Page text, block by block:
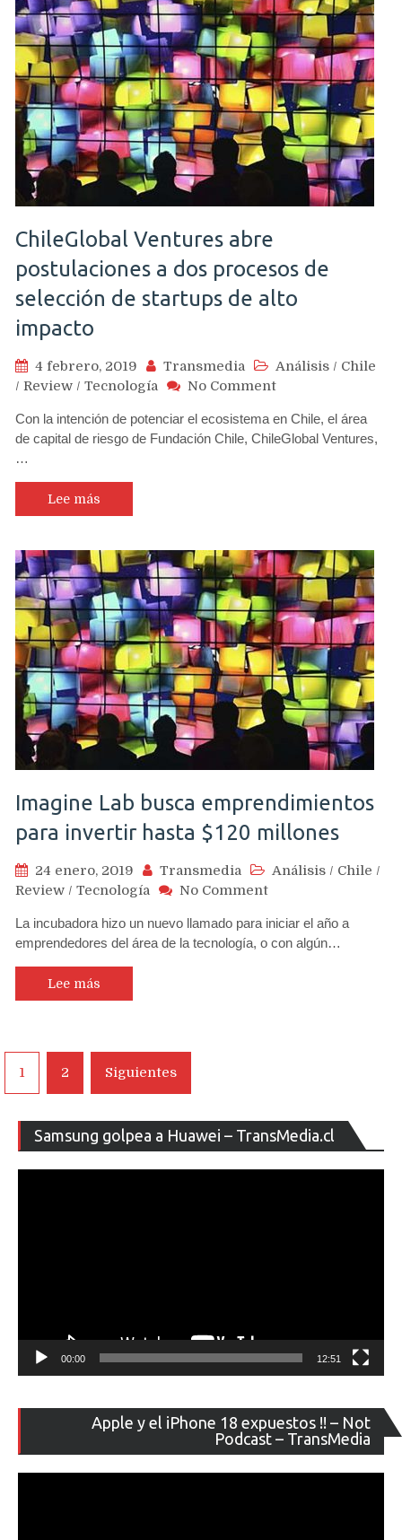
la
Fundación
everis
Chile
ChileGlobal Ventures abre
postulaciones a dos procesos de
selección de startups de alto
impacto
4 febrero, 2019 Transmedia Análisis / Chile
/ Review / Tecnología No Commenton
Ventures
abre
selección
de
startups
de
alto
impacto
Con la intención de potenciar el ecosistema en Chile, el área
de capital de riesgo de Fundación Chile, ChileGlobal Ventures,
…
Lee más
Imagine Lab busca emprendimientos
para invertir hasta $120 millones
24 enero, 2019 Transmedia Análisis / Chile /
Review / Tecnología No Commenton
Lab
busca
La incubadora hizo un nuevo llamado para iniciar el año a
emprendedores del área de la tecnología, o con algún…
Lee más
Navegación
de
entradas
1 2 Siguientes
Samsung golpea a Huawei – TransMedia.cl
de
00:00 12:51
Apple y el iPhone 18 expuestos !! – Not
Podcast – TransMedia
de